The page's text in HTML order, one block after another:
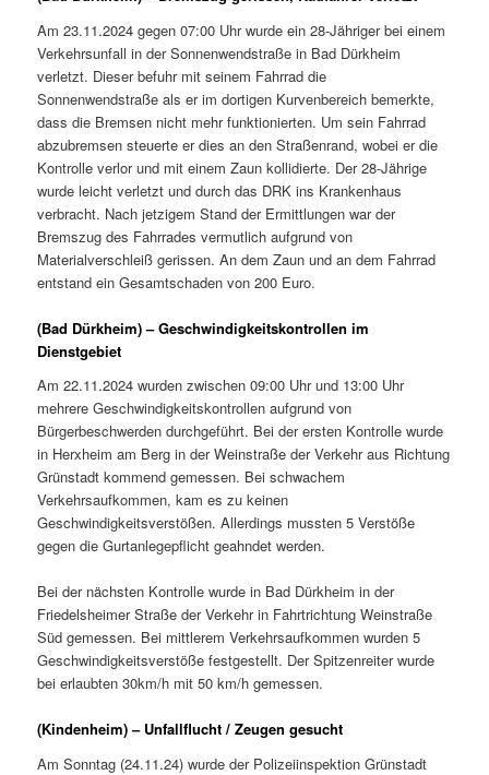
Am 23.11.2024 gegen 07:00 Uhr wurde ein 28-Jähriger bei einem
Verkehrsunfall in der Sonnenwendstraße in Bad Dürkheim
verletzt. Dieser befuhr mit seinem Fahrrad die
Sonnenwendstraße als er im dortigen Kurvenbereich bemerkte,
dass die Bremsen nicht mehr funktionierten. Um sein Fahrrad
abzubremsen steuerte er dies an den Straßenrand, wobei er die
Kontrolle verlor und mit einem Zaun kollidierte. Der 28-Jährige
wurde leicht verletzt und durch das DRK ins Krankenhaus
verbracht. Nach jetzigem Stand der Ermittlungen war der
Bremszug des Fahrrades vermutlich aufgrund von
Materialverschleiß gerissen. An dem Zaun und an dem Fahrrad
entstand ein Gesamtschaden von 200 Euro.
(Bad Dürkheim) – Geschwindigkeitskontrollen im
Dienstgebiet
Am 22.11.2024 wurden zwischen 09:00 Uhr und 13:00 Uhr
mehrere Geschwindigkeitskontrollen aufgrund von
Bürgerbeschwerden durchgeführt. Bei der ersten Kontrolle wurde
in Herxheim am Berg in der Weinstraße der Verkehr aus Richtung
Grünstadt kommend gemessen. Bei schwachem
Verkehrsaufkommen, kam es zu keinen
Geschwindigkeitsverstößen. Allerdings mussten 5 Verstöße
gegen die Gurtanlegepflicht geahndet werden.
Bei der nächsten Kontrolle wurde in Bad Dürkheim in der
Friedelsheimer Straße der Verkehr in Fahrtrichtung Weinstraße
Süd gemessen. Bei mittlerem Verkehrsaufkommen wurden 5
Geschwindigkeitsverstöße festgestellt. Der Spitzenreiter wurde
bei erlaubten 30km/h mit 50 km/h gemessen.
(Kindenheim) – Unfallflucht / Zeugen gesucht
Am Sonntag (24.11.24) wurde der Polizeiinspektion Grünstadt